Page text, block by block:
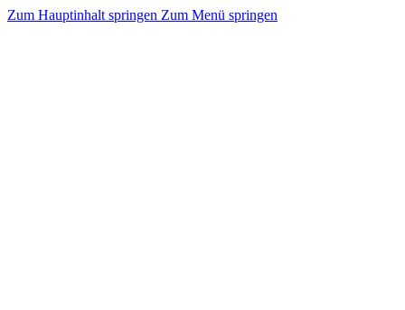
Zum Hauptinhalt springen Zum Menü springen